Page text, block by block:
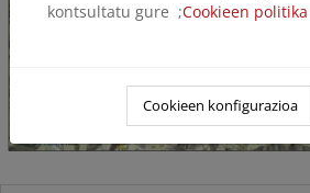
kontsultatu gure ;Cookieen politika
Cookieen konfigurazioa